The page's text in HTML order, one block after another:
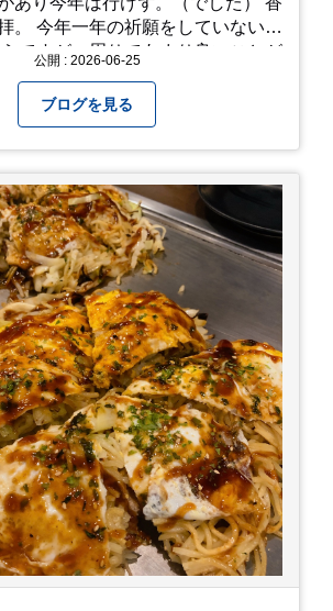
ないせ
らですが、周りであまり良いことが
う間に半年が過ぎやっとこさ。 3
思議ですね。 気にかかる事1つ
入院から退院の知らせあり！ 気に
。疎遠だった知人の訪問あり！ 気
気の持ちようと、タイ
ませんが。お宮参りはお薦めで
公開 : 2026-06-25
ブログを見る